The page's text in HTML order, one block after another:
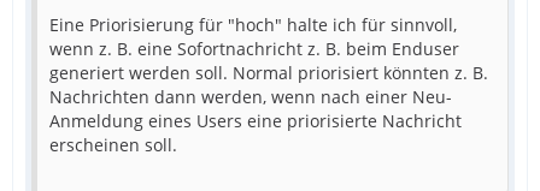
Eine Priorisierung für "hoch" halte ich für sinnvoll,
wenn z. B. eine Sofortnachricht z. B. beim Enduser
generiert werden soll. Normal priorisiert könnten z. B.
Nachrichten dann werden, wenn nach einer Neu-
Anmeldung eines Users eine priorisierte Nachricht
erscheinen soll.